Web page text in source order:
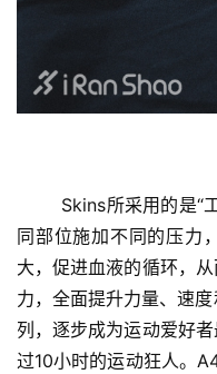
同部位施加不同的压力
大，促进血液的循环，
力，全面提升力量、速
列，逐步成为运动爱好
过10小时的运动狂人。